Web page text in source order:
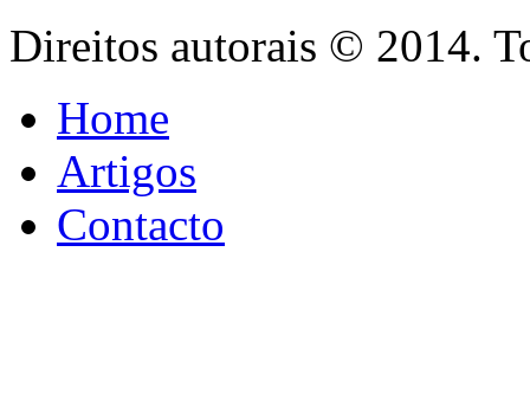
Direitos autorais © 2014.
Home
Artigos
Contacto